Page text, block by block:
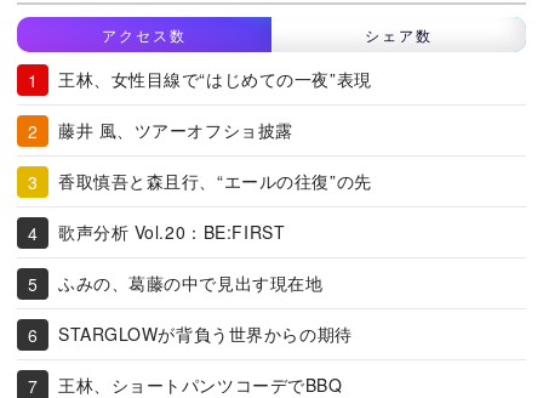
アクセス数 シェア数
王林、女性目線で“はじめての一夜”表現
藤井 風、ツアーオフショ披露
香取慎吾と森且行、“エールの往復”の先
歌声分析 Vol.20：BE:FIRST
ふみの、葛藤の中で見出す現在地
STARGLOWが背負う世界からの期待
王林、ショートパンツコーデでBBQ